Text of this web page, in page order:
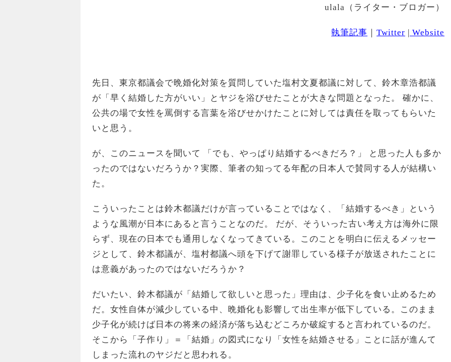
ulala（ライター・ブロガー）
執筆記事 ｜ Twitter | Website
先日、東京都議会で晩婚化対策を質問していた塩村文夏都議に対して、鈴木章浩都議
が「早く結婚した方がいい」とヤジを浴びせたことが大きな問題となった。 確かに、
公共の場で女性を罵倒する言葉を浴びせかけたことに対しては責任を取ってもらいた
いと思う。
が、このニュースを聞いて 「でも、やっぱり結婚するべきだろ？」 と思った人も多か
ったのではないだろうか？実際、筆者の知ってる年配の日本人で賛同する人が結構い
た。
こういったことは鈴木都議だけが言っていることではなく、「結婚するべき」という
ような風潮が日本にあると言うことなのだ。 だが、そういった古い考え方は海外に限
らず、現在の日本でも通用しなくなってきている。このことを明白に伝えるメッセー
ジとして、鈴木都議が、塩村都議へ頭を下げて謝罪している様子が放送されたことに
は意義があったのではないだろうか？
だいたい、鈴木都議が「結婚して欲しいと思った」理由は、少子化を食い止めるため
だ。女性自体が減少している中、晩婚化も影響して出生率が低下している。このまま
少子化が続けば日本の将来の経済が落ち込むどころか破綻すると言われているのだ。
そこから「子作り」＝「結婚」の図式になり「女性を結婚させる」ことに話が進んて
しまった流れのヤジだと思われる。